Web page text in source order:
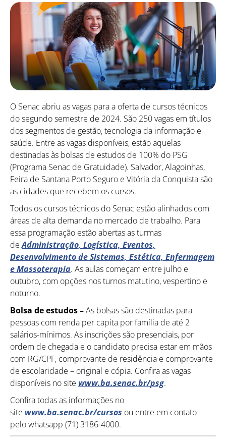
Como utilizar
O Senac abriu as vagas para a oferta de cursos técnicos
do segundo semestre de 2024. São 250 vagas em títulos
dos segmentos de gestão, tecnologia da informação e
saúde. Entre as vagas disponíveis, estão aquelas
destinadas às bolsas de estudos de 100% do PSG
(Programa Senac de Gratuidade). Salvador, Alagoinhas,
Feira de Santana Porto Seguro e Vitória da Conquista são
as cidades que recebem os cursos.
Todos os cursos técnicos do Senac estão alinhados com
áreas de alta demanda no mercado de trabalho. Para
essa programação estão abertas as turmas
deAdministração, Logística, Eventos,
Desenvolvimento de Sistemas, Estética, Enfermagem
e Massoterapia. As aulas começam entre julho e
outubro, com opções nos turnos matutino, vespertino e
noturno.
Bolsa de estudos –As bolsas são destinadas para
pessoas com renda per capita por família de até 2
salários-mínimos. As inscrições são presenciais, por
ordem de chegada e o candidato precisa estar em mãos
com RG/CPF, comprovante de residência e comprovante
de escolaridade – original e cópia. Confira as vagas
disponíveis no site www.ba.senac.br/psg.
Confira todas as informações no
site www.ba.senac.br/cursos ou entre em contato
pelowhatsapp (71) 3186-4000.